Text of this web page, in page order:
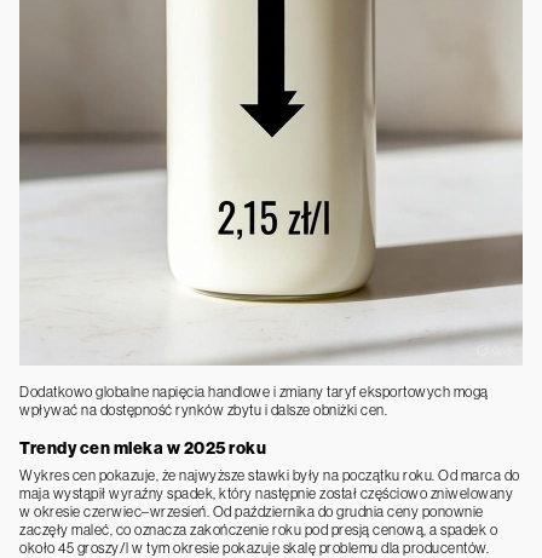
Dodatkowo globalne napięcia handlowe i zmiany taryf eksportowych mogą
wpływać na dostępność rynków zbytu i dalsze obniżki cen.
Trendy cen mleka w 2025 roku
Wykres cen pokazuje, że najwyższe stawki były na początku roku. Od marca do
maja wystąpił wyraźny spadek, który następnie został częściowo zniwelowany
w okresie czerwiec–wrzesień. Od października do grudnia ceny ponownie
zaczęły maleć, co oznacza zakończenie roku pod presją cenową, a spadek o
około 45 groszy/l w tym okresie pokazuje skalę problemu dla producentów.